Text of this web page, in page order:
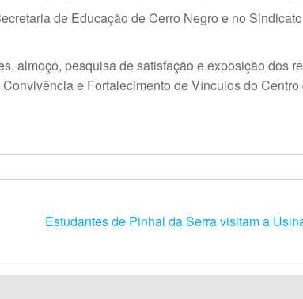
de Educação de Cerro Negro e no
almoço, pesquisa de satisfação e exposição dos
e Fortalecimento de Vínculos do
Estudantes de Pinhal da Serra visitam a